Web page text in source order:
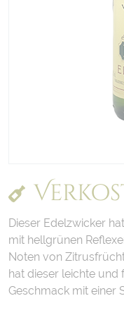
Dieser Edelzwicker
mit hellgrünen
Noten von
hat dieser leichte und
Geschmack mit einer